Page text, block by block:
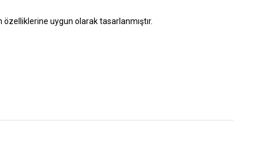
uygun olarak tasarlanmıştır.